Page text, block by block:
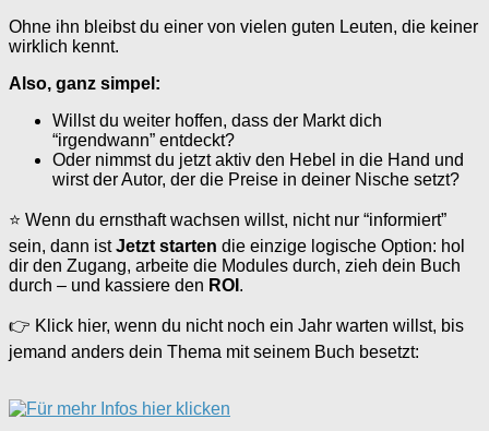
Ohne ihn bleibst du einer von vielen guten Leuten, die keiner
wirklich kennt.
Also, ganz simpel:
Willst du weiter hoffen, dass der Markt dich
“irgendwann” entdeckt?
Oder nimmst du jetzt aktiv den Hebel in die Hand und
wirst der Autor, der die Preise in deiner Nische setzt?
⭐ Wenn du ernsthaft wachsen willst, nicht nur “informiert”
sein, dann istJetzt starten die einzige logische Option: hol
dir den Zugang, arbeite die Modules durch, zieh dein Buch
durch – und kassiere den ROI .
👉 Klick hier, wenn du nicht noch ein Jahr warten willst, bis
jemand anders dein Thema mit seinem Buch besetzt: